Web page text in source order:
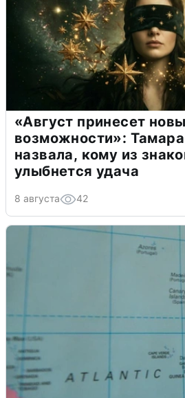
«Август принесет
возможности»:
назвала, кому из
улыбнется удача
8 августа 42